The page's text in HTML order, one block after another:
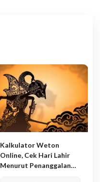
Kalkulator Weton
Online, Cek Hari Lahir
Menurut Penanggalan